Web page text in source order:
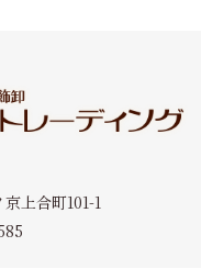
上合町101-1